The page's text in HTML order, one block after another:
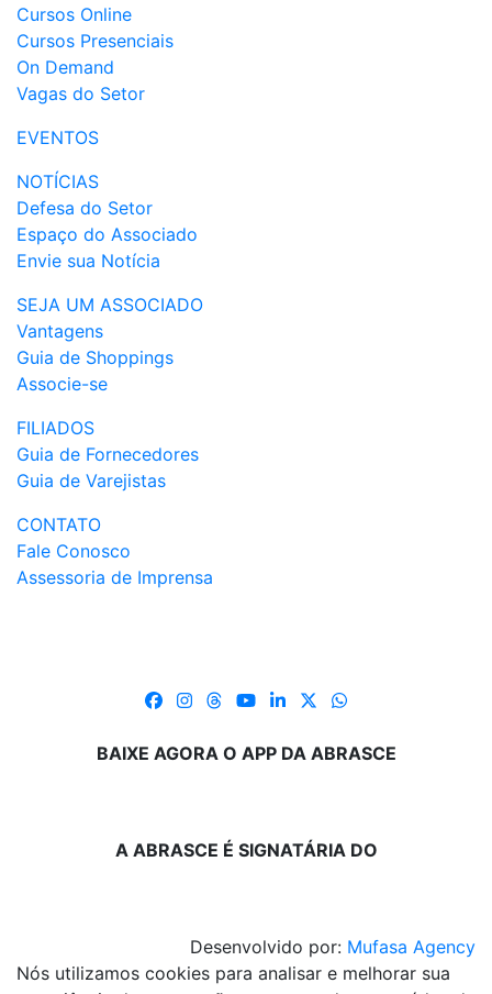
Cursos Online
Cursos Presenciais
On Demand
Vagas do Setor
EVENTOS
NOTÍCIAS
Defesa do Setor
Espaço do Associado
Envie sua Notícia
SEJA UM ASSOCIADO
Vantagens
Guia de Shoppings
Associe-se
FILIADOS
Guia de Fornecedores
Guia de Varejistas
CONTATO
Fale Conosco
Assessoria de Imprensa
BAIXE AGORA O APP DA ABRASCE
A ABRASCE É SIGNATÁRIA DO
Desenvolvido por: Mufasa Agency
Nós utilizamos cookies para analisar e melhorar sua